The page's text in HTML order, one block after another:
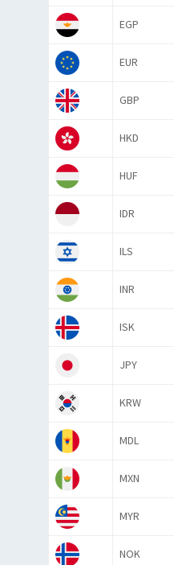
EGP
EUR
GBP
HKD
HUF
IDR
ILS
INR
ISK
JPY
KRW
MDL
MXN
MYR
NOK